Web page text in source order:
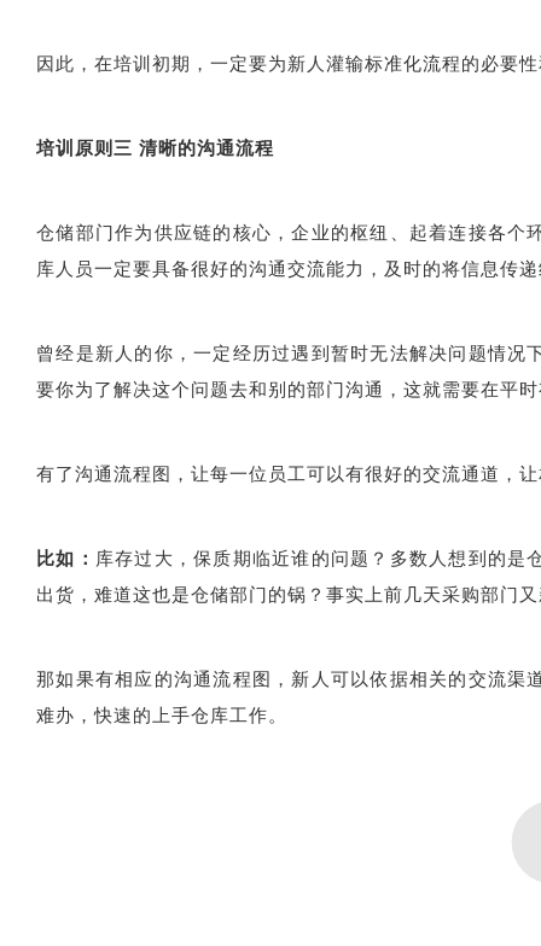
因此，在培训初期，一定要为新人灌输标准化流程的必要
培训原则三 清晰的沟通流程
仓储部门作为供应链的核心，企业的枢纽、起着连接各
库人员一定要具备很好的沟通交流能力，及时的将信息传
曾经是新人的你，一定经历过遇到暂时无法解决问题情
要你为了解决这个问题去和别的部门沟通，这就需要在平
有了沟通流程图，让每一位员工可以有很好的交流通道，
比如： 库存过大，保质期临近谁的问题？ 多数人想到的是
出货，难道这也是仓储部门的锅？事实上前几天采购部门
那如果有相应的沟通流程图，新人可以依据相关的交流
难办，快速的上手仓库工作。